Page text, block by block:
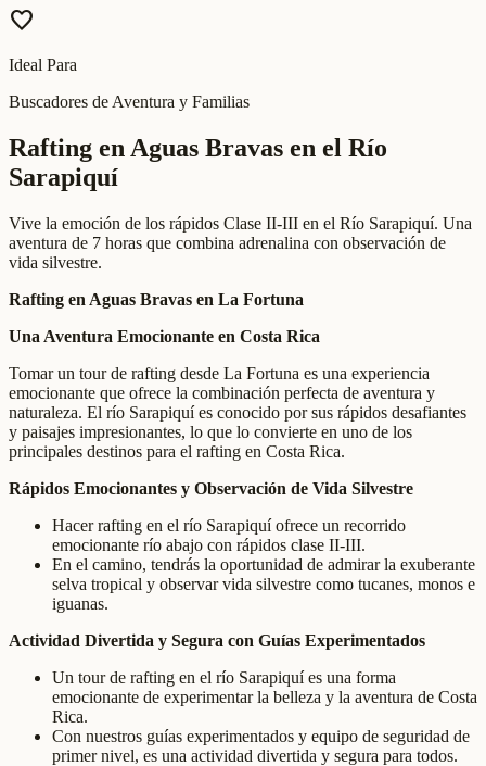
favorite
Ideal Para
Buscadores de Aventura y Familias
Rafting en Aguas Bravas en el Río
Sarapiquí
Vive la emoción de los rápidos Clase II-III en el Río Sarapiquí. Una
aventura de 7 horas que combina adrenalina con observación de
vida silvestre.
Rafting en Aguas Bravas en La Fortuna
Una Aventura Emocionante en Costa Rica
Tomar un tour de rafting desde La Fortuna es una experiencia
emocionante que ofrece la combinación perfecta de aventura y
naturaleza. El río Sarapiquí es conocido por sus rápidos desafiantes
y paisajes impresionantes, lo que lo convierte en uno de los
principales destinos para el rafting en Costa Rica.
Rápidos Emocionantes y Observación de Vida Silvestre
Hacer rafting en el río Sarapiquí ofrece un recorrido
emocionante río abajo con rápidos clase II-III.
En el camino, tendrás la oportunidad de admirar la exuberante
selva tropical y observar vida silvestre como tucanes, monos e
iguanas.
Actividad Divertida y Segura con Guías Experimentados
Un tour de rafting en el río Sarapiquí es una forma
emocionante de experimentar la belleza y la aventura de Costa
Rica.
Con nuestros guías experimentados y equipo de seguridad de
primer nivel, es una actividad divertida y segura para todos.